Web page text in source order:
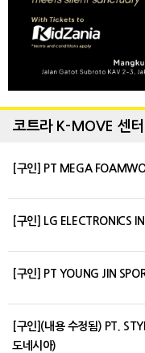
코트라 K-MOVE 센터
[구인] PT MEGA
[구인] LG ELECTRONICS
[구인] PT YOUNG JIN
[구인](내용 수정됨) PT.
도네시아)